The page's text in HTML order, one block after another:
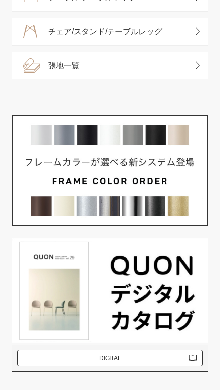
チェア/スタンド/テーブルレッグ
張地一覧
DIGITAL